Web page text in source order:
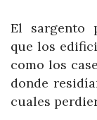
El sargento
que los
como los
donde
cuales